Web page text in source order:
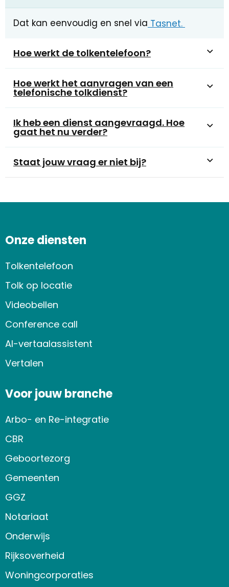
Dat kan eenvoudig en snel via Tasnet.
Hoe werkt de tolkentelefoon?
Hoe werkt het aanvragen van een
telefonische tolkdienst?
Ik heb een dienst aangevraagd. Hoe
gaat het nu verder?
Staat jouw vraag er niet bij?
Onze diensten
Tolkentelefoon
Tolk op locatie
Videobellen
Conference call
AI-vertaalassistent
Vertalen
Voor jouw branche
Arbo- en Re-integratie
CBR
Geboortezorg
Gemeenten
GGZ
Notariaat
Onderwijs
Rijksoverheid
Woningcorporaties